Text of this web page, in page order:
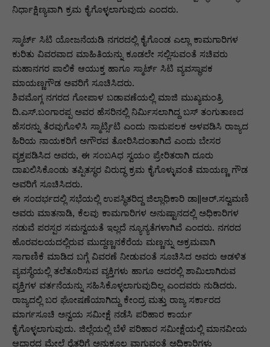
ನಿರ್ಧಾಕ್ಷಿಣ್ಯವಾಗಿ ಕ್ರಮ ಕೈಗೊಳ್ಳಲಾಗುವುದು ಎಂದರು.
ಸ್ಮಾರ್ಟ್ ಸಿಟಿ ಯೋಜನೆಯಡಿ ನಗರದಲ್ಲಿ ಕೈಗೊಂಡ ಎಲ್ಲಾ ಕಾಮಗಾರಿಗಳ
ಕುರಿತು ವಿವರವಾದ ಮಾಹಿತಿಯನ್ನು ಕೂಡಲೇ ಸಲ್ಲಿಸುವಂತೆ ಸಚಿವರು
ಮಹಾನಗರ ಪಾಲಿಕೆ ಆಯುಕ್ತ ಹಾಗೂ ಸ್ಮಾರ್ಟ್ ಸಿಟಿ ವ್ಯವಸ್ಥಾಪಕ
ಮಾಯಣ್ಣಗೌಡ ಅವರಿಗೆ ಸೂಚಿಸಿದರು.
ಶಿವಮೊಗ್ಗ ನಗರದ ಗೋಪಾಳ ಬಡಾವಣೆಯಲ್ಲಿ ಮಾಜಿ ಮುಖ್ಯಮಂತ್ರಿ
ದಿ.ಎಸ್.ಬಂಗಾರಪ್ಪ ಅವರ ಹೆಸರಿನಲ್ಲಿ ನಿರ್ಮಿಸಲಾಗಿದ್ದ ಬಸ್ ತಂಗುತಾಣದ
ಹೆಸರನ್ನು ತೆರವುಗೊಳಿಸಿ ಸ್ಮಾರ್ಟ್ಸಿಟಿ ಎಂದು ನಾಮಪಲಕ ಅಳವಡಿಸಿ ರಾಜ್ಯದ
ಹಿರಿಯ ನಾಯಕರಿಗೆ ಅಗೌರವ ತೋರಿಸಿದಂತಾಗಿದೆ ಎಂದು ಬೇಸರ
ವ್ಯಕ್ತಪಡಿಸಿದ ಅವರು, ಈ ಸಂಬAಧ ಸ್ವಯಂ ಪ್ರೇರಿತರಾಗಿ ದೂರು
ದಾಖಲಿಸಿಕೊಂಡು ತಪ್ಪಿತಸ್ಥರ ವಿರುದ್ಧ ಕ್ರಮ ಕೈಗೊಳ್ಳುವಂತೆ ಮಾಯಣ್ಣ ಗೌಡ
ಅವರಿಗೆ ಸೂಚಿಸಿದರು.
ಈ ಸಂದರ್ಭದಲ್ಲಿ ಸಭೆಯಲ್ಲಿ ಉಪಸ್ಥಿತರಿದ್ದ ಜಿಲ್ಲಾಧಿಕಾರಿ ಡಾ||ಆರ್.ಸಲ್ವಮಣಿ
ಅವರು ಮಾತನಾಡಿ, ಕೆಲವು ಕಾಮಗಾರಿಗಳ ಅನುಷ್ಟಾನದಲ್ಲಿ ಅಧಿಕಾರಿಗಳ
ನಡುವೆ ಪರಸ್ಪರ ಸಮನ್ವಯತೆ ಇಲ್ಲದೆ ನ್ಯೂನ್ಯತೆಗಳಾಗಿವೆ ಎಂದರು. ನಗರದ
ಹೊರವಲಯದಲ್ಲಿರುವ ಮುದ್ದಣ್ಣನಕೆರೆಯ ಮಣ್ಣನ್ನು ಅಕ್ರಮವಾಗಿ
ಸಾಗಾಣಿಕೆ ಮಾಡಿದ ಬಗ್ಗೆ ವಿವರಣೆ ನೀಡುವಂತೆ ಸೂಚಿಸಿದ ಅವರು ಆಡಳಿತ
ವ್ಯವಸ್ಥೆಯಲ್ಲಿ ತಲೆತೂರಿಸುವ ವ್ಯಕ್ತಿಗಳು ಹಾಗೂ ಅದರಲ್ಲಿ ಶಾಮಿಲಾಗಿರುವ
ವ್ಯಕ್ತಿಗಳ ವರ್ತನೆಯನ್ನು ಸಹಿಸಿಕೊಳ್ಳಲಾಗುವುದಿಲ್ಲ ಎಂದವರು ನುಡಿದರು.
ರಾಜ್ಯದಲ್ಲಿ ಬರ ಘೋಷಣೆಯಾಗಿದ್ದು ಕೇಂದ್ರ ಮತ್ತು ರಾಜ್ಯ ಸರ್ಕಾರದ
ಮಾರ್ಗಸೂಚಿ ಅನ್ವಯ ಸಮೀಕ್ಷೆ ನಡೆಸಿ ಪರಿಹಾರ ಕಾರ್ಯ
ಕೈಗೊಳ್ಳಲಾಗುವುದು. ಜಿಲ್ಲೆಯಲ್ಲಿ ಬೆಳೆ ಪರಿಹಾರ ಸಮೀಕ್ಷೆಯಲ್ಲಿ ಮಾನವೀಯ
ಆಧಾರದ ಮೇಲೆ ರೈತರಿಗೆ ಅನುಕೂಲ ವಾಗುವಂತೆ ಅಧಿಕಾರಿಗಳು